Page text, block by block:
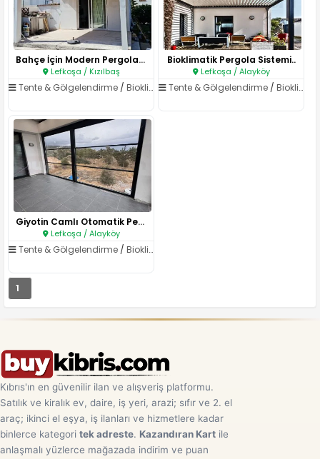
Bahçe İçin Modern Pergola ve A..
Lefkoşa / Kızılbaş
Tente & Gölgelendirme / Bioklimatik Pergola
Bioklimatik Pergola Sistemi..
Lefkoşa / Alayköy
Tente & Gölgelendirme /Bioklimatik Pergola
Giyotin Camlı Otomatik Pergola..
Lefkoşa / Alayköy
Tente & Gölgelendirme / Bioklimatik Pergola
1
Kıbrıs'ın en güvenilir ilan ve alışveriş platformu.
Satılık ve kiralık ev, daire, iş yeri, arazi; sıfır ve 2. el
araç; ikinci el eşya, iş ilanları ve hizmetlere kadar
binlerce kategori tek adreste. Kazandıran Kart ile
anlaşmalı yüzlerce mağazada indirim ve puan